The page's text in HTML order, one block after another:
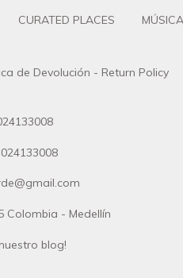
CURATED PLACES
de Devolución - Return Policy
Colombia - Medellín
blog!